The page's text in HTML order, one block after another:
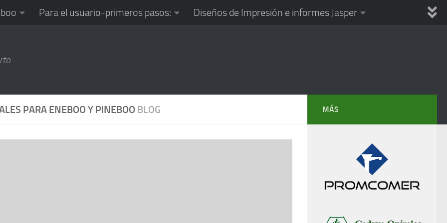
Para el usuario-primeros pasos: Diseños de Impresión e informes Jasper
PARA ENEBOO Y PINEBOO BLOG MÁS